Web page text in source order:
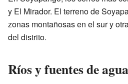
y El Mirador. El terreno de
zonas montañosas en el sur y
del distrito.
Ríos y fuentes de agua